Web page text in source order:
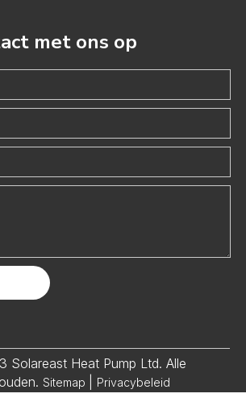
met ons op
Solareast Heat Pump Ltd. Alle
Sitemap Privacybeleid